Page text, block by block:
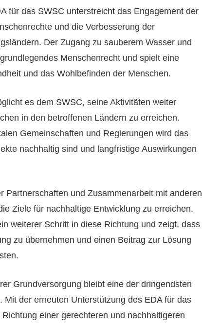
für das SWSC unterstreicht das Engagement der
und die Verbesserung der
Der Zugang zu sauberem Wasser und
Menschenrecht und spielt eine
und das Wohlbefinden der Menschen.
es dem SWSC, seine Aktivitäten weiter
in den betroffenen Ländern zu erreichen.
Gemeinschaften und Regierungen wird das
nachhaltig sind und langfristige Auswirkungen
Partnerschaften und Zusammenarbeit mit anderen
Ziele für nachhaltige Entwicklung zu erreichen.
weiterer Schritt in diese Richtung und zeigt, dass
zu übernehmen und einen Beitrag zur Lösung
Grundversorgung bleibt eine der dringendsten
Mit der erneuten Unterstützung des EDA für das
einer gerechteren und nachhaltigeren